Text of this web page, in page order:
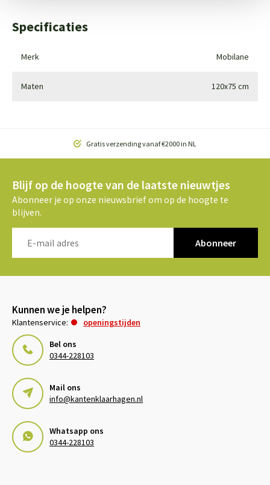
Specificaties
Merk Mobilane
Maten 120x75 cm
Gratis verzending vanaf €2000 in NL
Blijf op de hoogte van de laatste nieuwtjes
Abonneer je op onze nieuwsbrief om op de hoogte te
blijven.
Abonneer
Kunnen we je helpen?
Klantenservice:
openingstijden
Bel ons
0344-228103
Mail ons
info@kantenklaarhagen.nl
Whatsapp ons
0344-228103